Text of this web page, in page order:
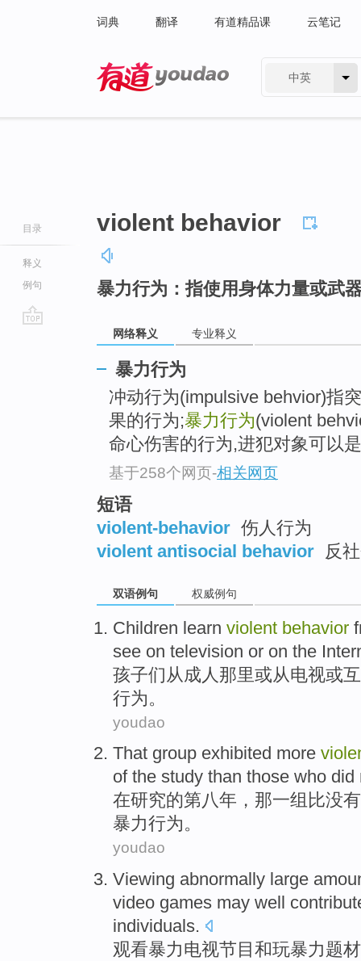
词典 翻译 有道精品课 云笔记
中英
目录
释义
例句
violent behavior
暴力行为：指使用身体力量或武
网络释义 专业释义
暴力行为
冲动行为(impulsive behvior)指
果的行为;暴力行为(violent
命心伤害的行为,进犯对象可以
基于258个网页-相关网页
短语
violent-behavior 伤人行为
violent antisocial behavior
反
双语例句 权威例句
Children learn violent behavior
see on television or on the
孩子们从成人那里或从电视或
行为。
youdao
That group exhibited more
of the study than those who did
在研究的第八年 ， 那一组 比没有
暴力行为。
youdao
Viewing abnormally large
video games may well
individuals.
观看暴力电视节目和玩暴力题材